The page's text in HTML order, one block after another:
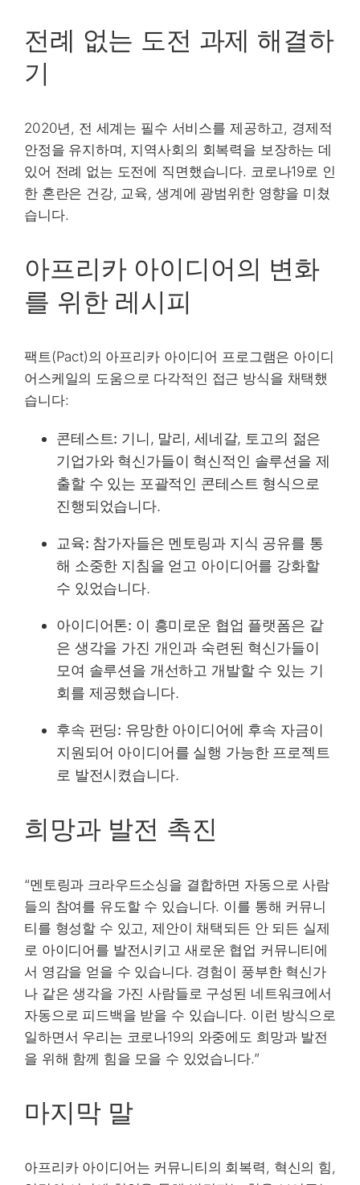
전례 없는 도전 과제 해결하
기
2020년, 전 세계는 필수 서비스를 제공하고, 경제적
안정을 유지하며, 지역사회의 회복력을 보장하는 데
있어 전례 없는 도전에 직면했습니다. 코로나19로 인
한 혼란은 건강, 교육, 생계에 광범위한 영향을 미쳤
습니다.
아프리카 아이디어의 변화
를 위한 레시피
팩트(Pact)의 아프리카 아이디어 프로그램은 아이디
어스케일의 도움으로 다각적인 접근 방식을 채택했
습니다:
콘테스트: 기니, 말리, 세네갈, 토고의 젊은
기업가와 혁신가들이 혁신적인 솔루션을 제
출할 수 있는 포괄적인 콘테스트 형식으로
진행되었습니다.
교육: 참가자들은 멘토링과 지식 공유를 통
해 소중한 지침을 얻고 아이디어를 강화할
수 있었습니다.
아이디어톤: 이 흥미로운 협업 플랫폼은 같
은 생각을 가진 개인과 숙련된 혁신가들이
모여 솔루션을 개선하고 개발할 수 있는 기
회를 제공했습니다.
후속 펀딩: 유망한 아이디어에 후속 자금이
지원되어 아이디어를 실행 가능한 프로젝트
로 발전시켰습니다.
희망과 발전 촉진
“멘토링과 크라우드소싱을 결합하면 자동으로 사람
들의 참여를 유도할 수 있습니다. 이를 통해 커뮤니
티를 형성할 수 있고, 제안이 채택되든 안 되든 실제
로 아이디어를 발전시키고 새로운 협업 커뮤니티에
서 영감을 얻을 수 있습니다. 경험이 풍부한 혁신가
나 같은 생각을 가진 사람들로 구성된 네트워크에서
자동으로 피드백을 받을 수 있습니다. 이런 방식으로
일하면서 우리는 코로나19의 와중에도 희망과 발전
을 위해 함께 힘을 모을 수 있었습니다.”
마지막 말
아프리카 아이디어는 커뮤니티의 회복력, 혁신의 힘,